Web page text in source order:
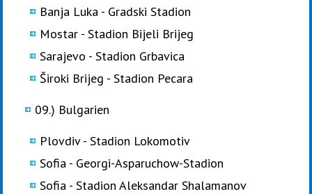
Banja Luka - Gradski Stadion
Mostar - Stadion Bijeli Brijeg
Sarajevo - Stadion Grbavica
Široki Brijeg - Stadion Pecara
09.) Bulgarien
Plovdiv - Stadion Lokomotiv
Sofia - Georgi-Asparuchow-Stadion
Sofia - Stadion Aleksandar Shalamanov